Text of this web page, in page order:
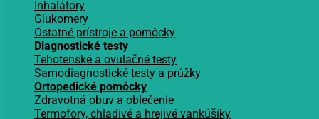
Inhalátory
Glukomery
Ostatné prístroje a pomôcky
Diagnostické testy
Tehotenské a ovulačné testy
Samodiagnostické testy a prúžky
Ortopedické pomôcky
Zdravotná obuv a oblečenie
Termofory, chladivé a hrejivé vankúšiky